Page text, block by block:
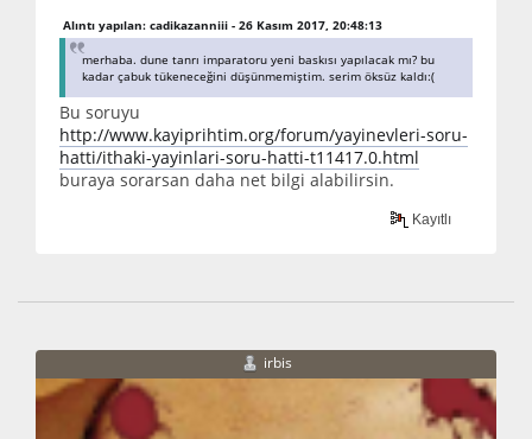
Alıntı yapılan: cadikazanniii - 26 Kasım 2017, 20:48:13
merhaba. dune tanrı imparatoru yeni baskısı yapılacak mı? bu
kadar çabuk tükeneceğini düşünmemiştim. serim öksüz kaldı:(
Bu soruyu
http://www.kayiprihtim.org/forum/yayinevleri-soru-
hatti/ithaki-yayinlari-soru-hatti-t11417.0.html
buraya sorarsan daha net bilgi alabilirsin.
Kayıtlı
irbis